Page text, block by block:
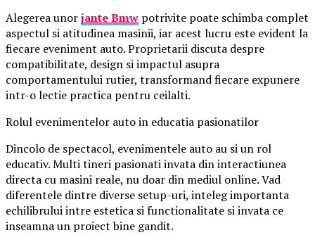
Alegerea unorjante Bmw potrivite poate schimba complet
aspectul si atitudinea masinii, iar acest lucru este evident la
fiecare eveniment auto. Proprietarii discuta despre
compatibilitate, design si impactul asupra
comportamentului rutier, transformand fiecare expunere
intr-o lectie practica pentru ceilalti.
Rolul evenimentelor auto in educatia pasionatilor
Dincolo de spectacol, evenimentele auto au si un rol
educativ. Multi tineri pasionati invata din interactiunea
directa cu masini reale, nu doar din mediul online. Vad
diferentele dintre diverse setup-uri, inteleg importanta
echilibrului intre estetica si functionalitate si invata ce
inseamna un proiect bine gandit.